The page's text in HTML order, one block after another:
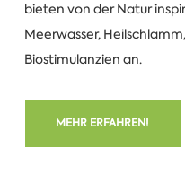
bieten von der Natur
Meerwasser,
Biostimulanzien an.
MEHR ERFAHREN!